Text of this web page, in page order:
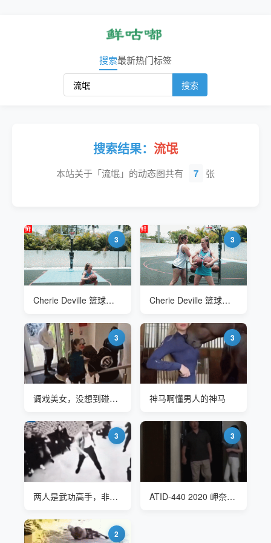
搜索最新热门标签
搜索
搜索结果： 流氓
本站关于「流氓」的动态图共有 7 张
3
Cherie Deville 篮球玩得有点流氓
3
Cherie Deville 篮球玩得有点流氓
3
调戏美女，没想到碰到硬茬子
3
神马啊懂男人的神马
3
两人是武功高手，非常的厉害
3
ATID-440 2020 岬奈奈美(岬ななみ Misaki Nanami) 差劲的男人
2